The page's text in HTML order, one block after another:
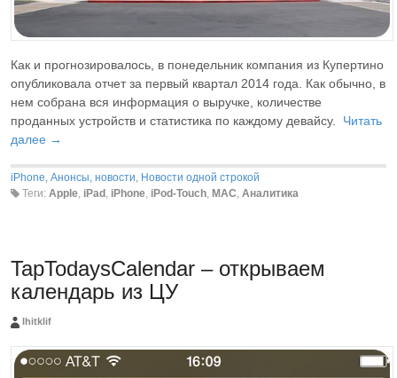
Как и прогнозировалось, в понедельник компания из Купертино
опубликовала отчет за первый квартал 2014 года. Как обычно, в
нем собрана вся информация о выручке, количестве
проданных устройств и статистика по каждому девайсу. Читать
далее →
iPhone, Анонсы, новости, Новости одной строкой
Теги: Apple, iPad , iPhone, iPod-Touch, MAC, Аналитика
TapTodaysCalendar – открываем
календарь из ЦУ
Ihitklif